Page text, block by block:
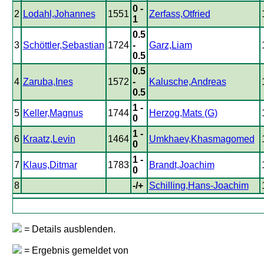
2 Lodahl,Johannes 1551
0 -
1
Zerfass,Otfried
3 Schöttler,Sebastian 1724
0.5
-
0.5
Garz,Liam
4 Zaruba,Ines 1572
0.5
-
0.5
Kalusche,Andreas
5 Keller,Magnus 1744
1 -
0
Herzog,Mats (G)
6 Kraatz,Levin 1464
1 -
0
Umkhaev,Khasmagomed
7 Klaus,Ditmar 1783
1 -
0
Brandt,Joachim
8 -/+ Schilling,Hans-Joachim
= Details ausblenden.
= Ergebnis gemeldet von